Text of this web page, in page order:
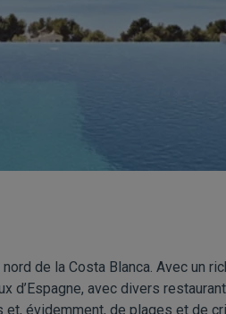
de la Costa Blanca. Avec un
d’Espagne, avec divers
évidemment, de plages et de